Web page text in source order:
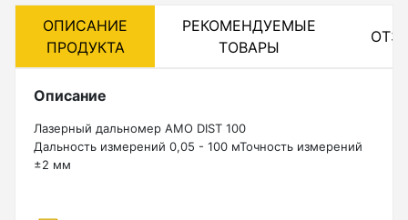
ОПИСАНИЕ
ПРОДУКТА
РЕКОМЕНДУЕМЫЕ
ТОВАРЫ
Описание
Лазерный дальномер AMO DIST 100
Дальность измерений 0,05 - 100 мТочность измерений
±2 мм
Мотобуры
Нивелиры